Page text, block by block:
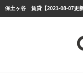
保土ヶ谷 賃貸【2021-08-07更